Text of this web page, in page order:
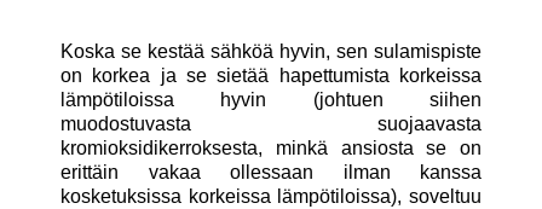
Koska se kestää sähköä hyvin, sen sulamispiste
on korkea ja se sietää hapettumista korkeissa
lämpötiloissa hyvin (johtuen siihen
muodostuvasta suojaavasta
kromioksidikerroksesta, minkä ansiosta se on
erittäin vakaa ollessaan ilman kanssa
kosketuksissa korkeissa lämpötiloissa), soveltuu